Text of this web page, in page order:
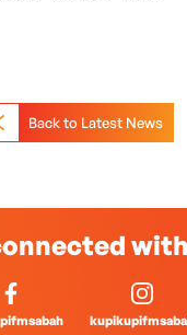
Back to Latest News